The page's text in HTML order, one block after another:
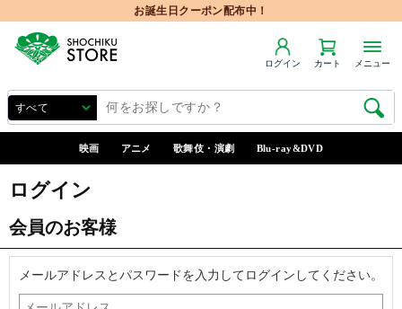
お誕生日クーポン配布中！
ログイン カート メニュー
映画 アニメ 歌舞伎・演劇 Blu-ray&DVD
ログイン
会員のお客様
メールアドレスとパスワードを入力してログインしてください。